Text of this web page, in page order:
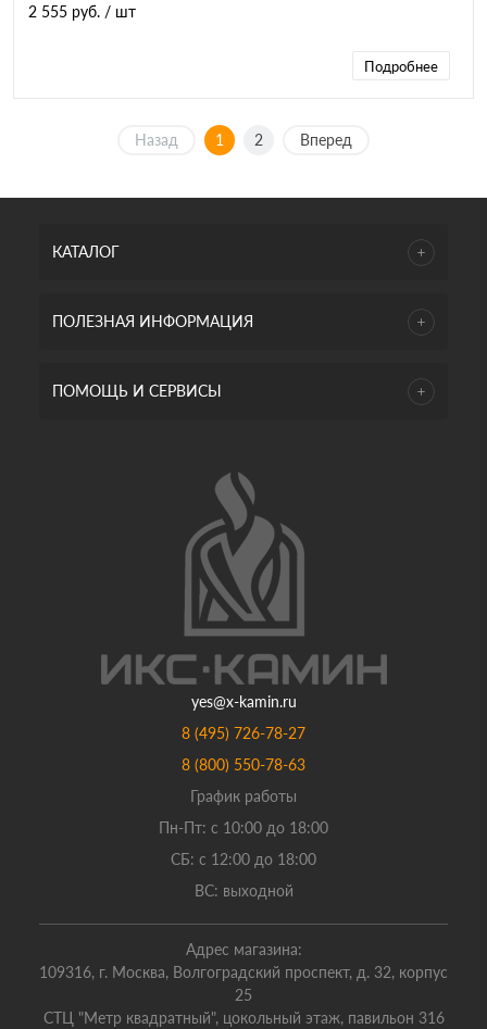
2 555 руб. / шт
Подробнее
Назад 1 2 Вперед
КАТАЛОГ
ПОЛЕЗНАЯ ИНФОРМАЦИЯ
ПОМОЩЬ И СЕРВИСЫ
yes@x-kamin.ru
8 (495) 726-78-27
8 (800) 550-78-63
График работы
Пн-Пт: с 10:00 до 18:00
СБ: с 12:00 до 18:00
ВС: выходной
Адрес магазина:
109316, г. Москва, Волгоградский проспект, д. 32, корпус
25
СТЦ "Метр квадратный", цокольный этаж, павильон 316